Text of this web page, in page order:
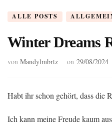
ALLE POSTS
Winter Dreams
von Mandylmbrtz on 29/08/2024
Habt ihr schon gehört, dass die
Ich kann meine Freude kaum